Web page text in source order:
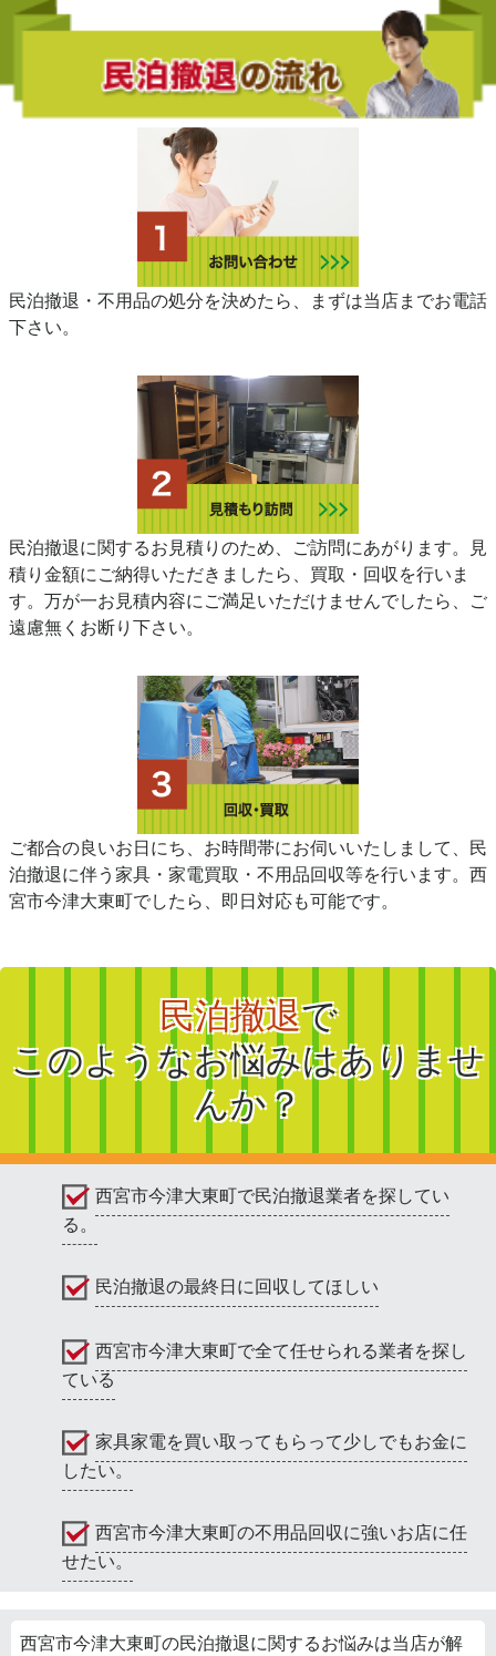
民泊撤退・不用品の処分を決めたら、まずは当店までお電話
下さい。
民泊撤退に関するお見積りのため、ご訪問にあがります。見
積り金額にご納得いただきましたら、買取・回収を行いま
す。万が一お見積内容にご満足いただけませんでしたら、ご
遠慮無くお断り下さい。
ご都合の良いお日にち、お時間帯にお伺いいたしまして、民
泊撤退に伴う家具・家電買取・不用品回収等を行います。西
宮市今津大東町でしたら、即日対応も可能です。
民泊撤退で
このようなお悩みはありませ
んか？
西宮市今津大東町で民泊撤退業者を探してい
る。
民泊撤退の最終日に回収してほしい
西宮市今津大東町で全て任せられる業者を探し
ている
家具家電を買い取ってもらって少しでもお金に
したい。
西宮市今津大東町の不用品回収に強いお店に任
せたい。
西宮市今津大東町の民泊撤退に関するお悩みは当店が解